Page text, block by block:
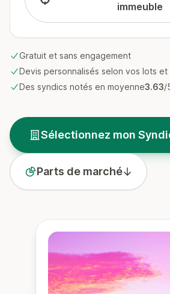
immeuble
Gratuit et sans engagement
Devis personnalisés selon vos lots
Des syndics notés en moyenne3.63/
Sélectionnez mon
Parts de marché